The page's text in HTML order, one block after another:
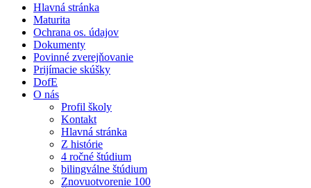
Hlavná stránka
Maturita
Ochrana os. údajov
Dokumenty
Povinné zverejňovanie
Prijímacie skúšky
DofE
O nás
Profil školy
Kontakt
Hlavná stránka
Z histórie
4 ročné štúdium
bilingválne štúdium
Znovuotvorenie 100